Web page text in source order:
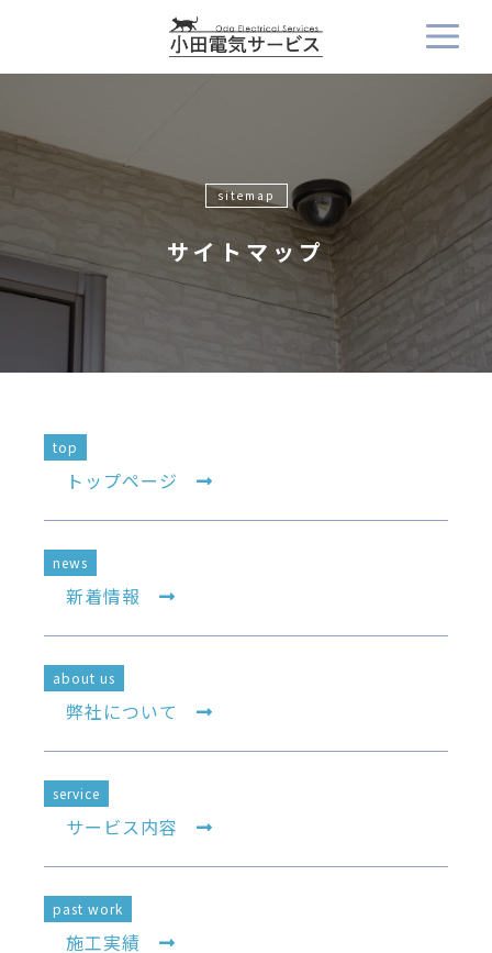
sitemap
サイトマップ
top
トップページ
news
新着情報
about us
弊社について
service
サービス内容
past work
施工実績